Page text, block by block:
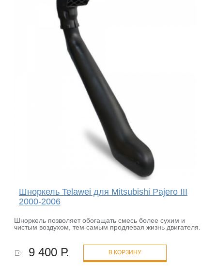
Шноркель Telawei для Mitsubishi Pajero III
2000-2006
Шноркель позволяет обогащать смесь более сухим и
чистым воздухом, тем самым продлевая жизнь двигателя.
9 400 Р. В КОРЗИНУ